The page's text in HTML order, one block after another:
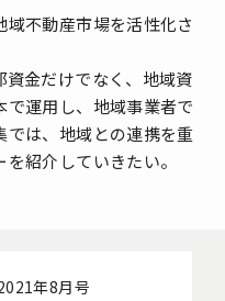
不動産市場を活性化さ
金だけでなく、地域資
運用し、地域事業者で
では、地域との連携を重
紹介していきたい。
年8月号